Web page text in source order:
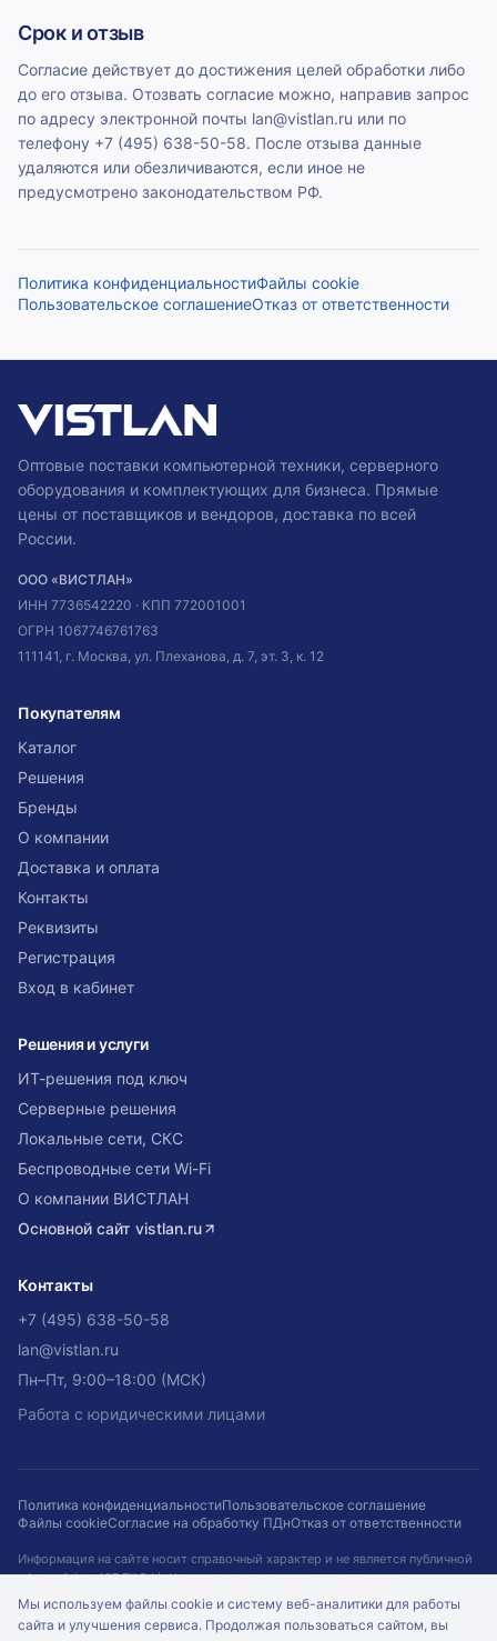
Срок и отзыв
Согласие действует до достижения целей обработки либо
до его отзыва. Отозвать согласие можно, направив запрос
по адресу электронной почты lan@vistlan.ru или по
телефону +7 (495) 638-50-58. После отзыва данные
удаляются или обезличиваются, если иное не
предусмотрено законодательством РФ.
Политика конфиденциальностиФайлы cookie
Пользовательское соглашениеОтказ от ответственности
Оптовые поставки компьютерной техники, серверного
оборудования и комплектующих для бизнеса. Прямые
цены от поставщиков и вендоров, доставка по всей
России.
ООО «ВИСТЛАН»
ИНН 7736542220 · КПП 772001001
ОГРН 1067746761763
111141, г. Москва, ул. Плеханова, д. 7, эт. 3, к. 12
Покупателям
Каталог
Решения
Бренды
О компании
Доставка и оплата
Контакты
Реквизиты
Регистрация
Вход в кабинет
Решения и услуги
ИТ-решения под ключ
Серверные решения
Локальные сети, СКС
Беспроводные сети Wi-Fi
О компании ВИСТЛАН
Основной сайт vistlan.ru
Контакты
+7 (495) 638-50-58
lan@vistlan.ru
Пн–Пт, 9:00–18:00 (МСК)
Работа с юридическими лицами
Политика конфиденциальностиПользовательское соглашение
Файлы cookieСогласие на обработку ПДнОтказ от ответственности
Информация на сайте носит справочный характер и не является публичной
офертой (ст. 437 ГК РФ). Наличие, цены и сроки не гарантируются и
подтверждаются при оформлении заказа. Кейсы приведены для примера.
Мы используем файлы cookie и систему веб-аналитики для работы
сайта и улучшения сервиса. Продолжая пользоваться сайтом, вы